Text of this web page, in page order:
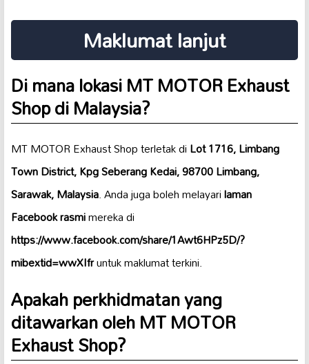
Maklumat lanjut
Di mana lokasi MT MOTOR Exhaust
Shop di Malaysia?
MT MOTOR Exhaust Shop terletak diLot 1716, Limbang
Town District, Kpg Seberang Kedai, 98700 Limbang,
Sarawak, Malaysia. Anda juga boleh melayarilaman
Facebook rasmimereka di
https://www.facebook.com/share/1Awt6HPz5D/?
mibextid=wwXIfruntuk maklumat terkini.
Apakah perkhidmatan yang
ditawarkan oleh MT MOTOR
Exhaust Shop?